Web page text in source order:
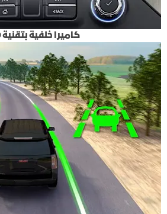
كاميرا خلفية بتقنية HD